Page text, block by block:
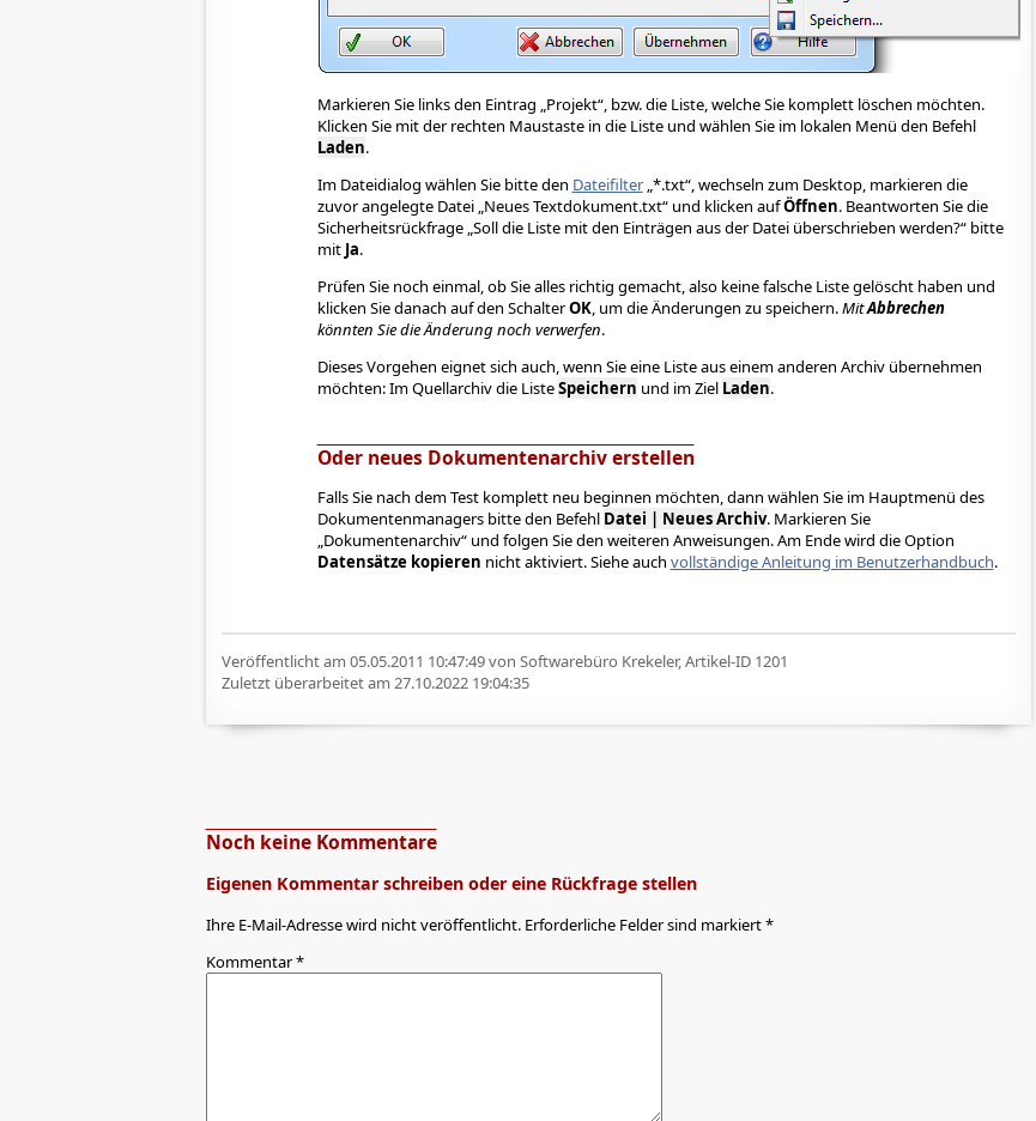
Markieren Sie links den Eintrag „Projekt“, bzw. die Liste, welche Sie komplett löschen möchten.
Klicken Sie mit der rechten Maustaste in die Liste und wählen Sie im lokalen Menü den Befehl
Laden.
Im Dateidialog wählen Sie bitte den Dateifilter„*.txt“, wechseln zum Desktop, markieren die
zuvor angelegte Datei „Neues Textdokument.txt“ und klicken aufÖffnen. Beantworten Sie die
Sicherheitsrückfrage „Soll die Liste mit den Einträgen aus der Datei überschrieben werden?“ bitte
mit Ja.
Prüfen Sie noch einmal, ob Sie alles richtig gemacht, also keine falsche Liste gelöscht haben und
klicken Sie danach auf den SchalterOK, um die Änderungen zu speichern.MitAbbrechen
könnten Sie die Änderung noch verwerfen.
Dieses Vorgehen eignet sich auch, wenn Sie eine Liste aus einem anderen Archiv übernehmen
möchten: Im Quellarchiv die ListeSpeichern und im Ziel Laden.
Oder neues Dokumentenarchiv erstellen
Falls Sie nach dem Test komplett neu beginnen möchten, dann wählen Sie im Hauptmenü des
Dokumentenmanagers bitte den Befehl Datei | Neues Archiv. Markieren Sie
„Dokumentenarchiv“ und folgen Sie den weiteren Anweisungen. Am Ende wird die Option
Datensätze kopieren nicht aktiviert. Siehe auch vollständige Anleitung im Benutzerhandbuch.
Veröffentlicht am 05.05.2011 10:47:49von Softwarebüro Krekeler, Artikel-ID 1201
Zuletzt überarbeitet am 27.10.2022 19:04:35
Noch keine Kommentare
Eigenen Kommentar schreiben oder eine Rückfrage stellen
Ihre E-Mail-Adresse wird nicht veröffentlicht. Erforderliche Felder sind markiert *
Kommentar*